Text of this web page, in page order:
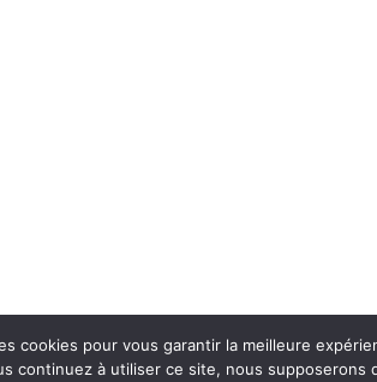
cookies pour vous garantir la meilleure
continuez à utiliser ce site, nous supposerons